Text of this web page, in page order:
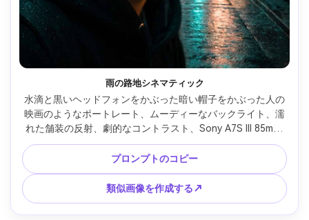
雨の路地シネマティック
水滴と黒いヘッドフォンをかぶった暗い帽子をかぶった人の
映画のようなポートレート、ムーディーなバックライト、濡
れた舗装の反射、劇的なコントラスト、Sony A7S III 85mm
f/1.4で撮影、クローズアップフレーミング、鋭い目、リアル
な雨滴と肌の質感、ティールオレンジグレード --ar 4:5
プロンプトのコピー
類似画像を作成する↗